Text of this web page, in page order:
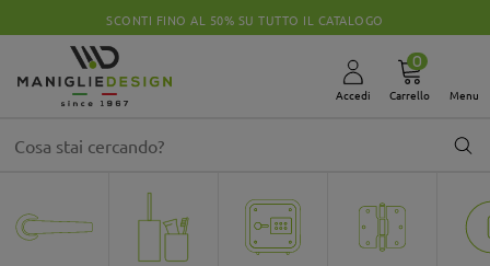
SCONTI FINO AL 50% SU TUTTO IL CATALOGO
Accedi
0
Carrello Menu